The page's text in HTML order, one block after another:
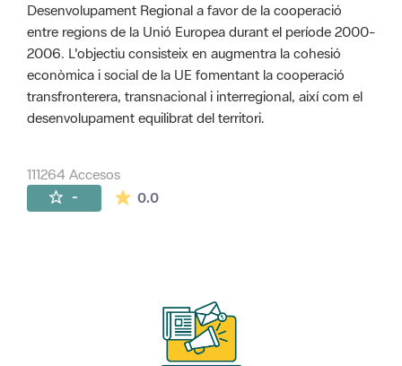
Desenvolupament Regional a favor de la cooperació
entre regions de la Unió Europea durant el període 2000-
2006. L'objectiu consisteix en augmentra la cohesió
econòmica i social de la UE fomentant la cooperació
transfronterera, transnacional i interregional, així com el
desenvolupament equilibrat del territori.
111264 Accesos
- 0.0La valoración media es de 0 estrellas de